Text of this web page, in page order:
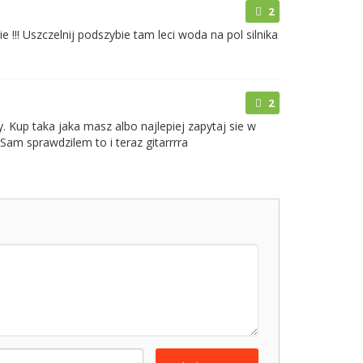
2
Uszczelnij podszybie tam leci woda na pol silnika
2
taka jaka masz albo najlepiej zapytaj sie w
sprawdzilem to i teraz gitarrrra